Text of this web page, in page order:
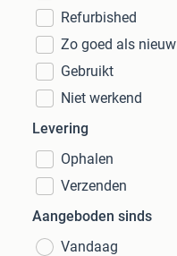
Refurbished
Zo goed als nieuw
Gebruikt
Niet werkend
Levering
Ophalen
Verzenden
Aangeboden sinds
Vandaag